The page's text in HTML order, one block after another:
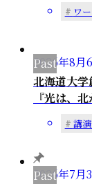
ワ
2026年8月6
北海道大
『光は、
講
2026年7月